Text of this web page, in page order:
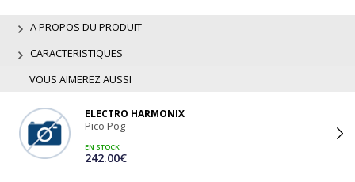
A PROPOS DU PRODUIT
CARACTERISTIQUES
VOUS AIMEREZ AUSSI
ELECTRO HARMONIX
Pico Pog
EN STOCK
242.00€